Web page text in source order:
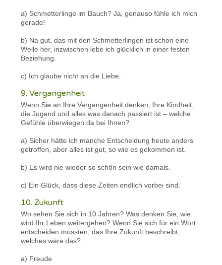
a) Schmetterlinge im Bauch? Ja, genauso fühle ich mich
gerade!
b) Na gut, das mit den Schmetterlingen ist schon eine
Weile her, inzwischen lebe ich glücklich in einer festen
Beziehung.
c) Ich glaube nicht an die Liebe.
9. Vergangenheit
Wenn Sie an Ihre Vergangenheit denken, Ihre Kindheit,
die Jugend und alles was danach passiert ist – welche
Gefühle überwiegen da bei Ihnen?
a) Sicher hätte ich manche Entscheidung heute anders
getroffen, aber alles ist gut, so wie es gekommen ist.
b) Es wird nie wieder so schön sein wie damals.
c) Ein Glück, dass diese Zeiten endlich vorbei sind.
10. Zukunft
Wo sehen Sie sich in 10 Jahren? Was denken Sie, wie
wird Ihr Leben weitergehen? Wenn Sie sich für ein Wort
entscheiden müssten, das Ihre Zukunft beschreibt,
welches wäre das?
a) Freude